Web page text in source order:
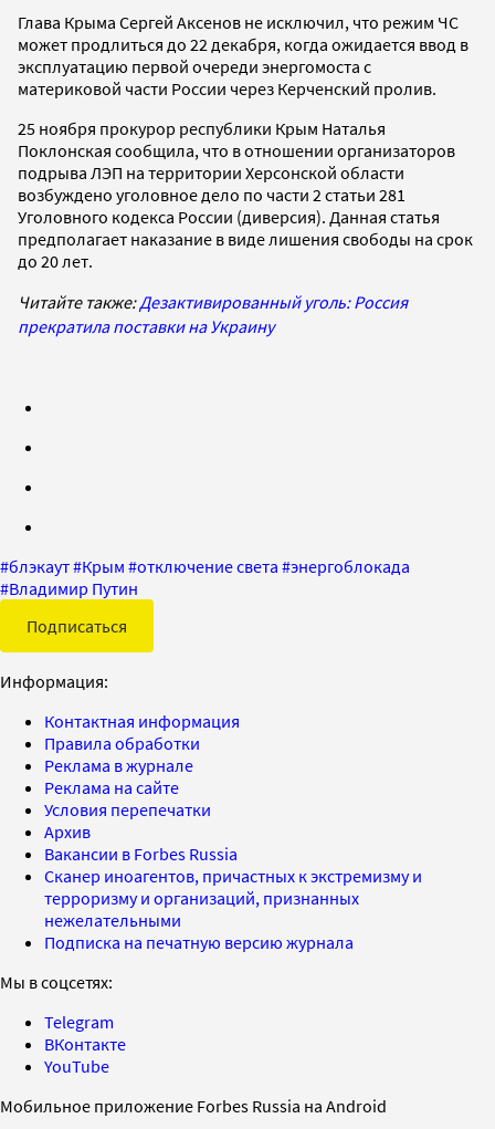
Глава Крыма Сергей Аксенов не исключил, что режим ЧС
может продлиться до 22 декабря, когда ожидается ввод в
эксплуатацию первой очереди энергомоста с
материковой части России через Керченский пролив.
25 ноября прокурор республики Крым Наталья
Поклонская сообщила, что в отношении организаторов
подрыва ЛЭП на территории Херсонской области
возбуждено уголовное дело по части 2 статьи 281
Уголовного кодекса России (диверсия). Данная статья
предполагает наказание в виде лишения свободы на срок
до 20 лет.
Читайте также:Дезактивированный уголь: Россия
прекратила поставки на Украину
#блэкаут#Крым #отключение света #энергоблокада
#Владимир Путин
Подписаться
Информация:
Контактная информация
Правила обработки
Реклама в журнале
Реклама на сайте
Условия перепечатки
Архив
Вакансии в Forbes Russia
Сканер иноагентов, причастных к экстремизму и
терроризму и организаций, признанных
нежелательными
Подписка на печатную версию журнала
Мы в соцсетях:
Telegram
ВКонтакте
YouTube
Мобильное приложение Forbes Russia на Android